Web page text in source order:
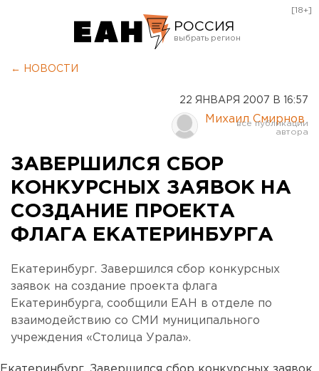
РОССИЯ
Курган
Оренбург
[18+]
← НОВОСТИ
22 ЯНВАРЯ 2007 В 16:57
Михаил Смирнов
ЗАВЕРШИЛСЯ СБОР
КОНКУРСНЫХ ЗАЯВОК НА
СОЗДАНИЕ ПРОЕКТА
ФЛАГА ЕКАТЕРИНБУРГА
Екатеринбург. Завершился сбор конкурсных
заявок на создание проекта флага
Екатеринбурга, сообщили ЕАН в отделе по
взаимодействию со СМИ муниципального
учреждения «Столица Урала».